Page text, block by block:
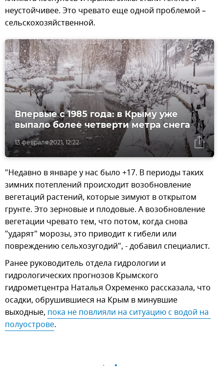
неустойчивее. Это чревато еще одной проблемой –
сельскохозяйственной.
13 февраля 2021, 12:22
Впервые с 1985 года: в Крыму уже
выпало более четверти метра снега
"Недавно в январе у нас было +17. В периоды таких
зимних потеплений происходит возобновление
вегетаций растений, которые зимуют в открытом
грунте. Это зерновые и плодовые. А возобновление
вегетации чревато тем, что потом, когда снова
"ударят" морозы, это приводит к гибели или
повреждению сельхозугодий", - добавил специалист.
Ранее руководитель отдела гидрологии и
гидрологических прогнозов Крымского
гидрометцентра Наталья Охременко рассказала, что
осадки, обрушившиеся на Крым в минувшие
выходные, пока не повлияли на ситуацию с водой на
полуострове.